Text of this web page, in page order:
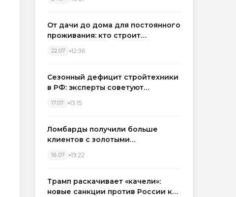
налоговых льгот для инвесторов
От дачи до дома для постоянного
проживания: кто строит
Западном регионе
22.07 12:36
Сезонный дефицит стройтехники
в РФ: эксперты советуют
17.07 13:15
Ломбарды получили больше
клиентов с золотыми
вырос на фоне подорожания
16.07 19:22
Трамп раскачивает «качели»:
новые санкции против России как